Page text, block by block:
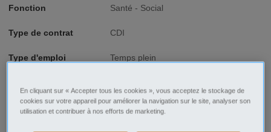
Fonction Santé - Social
Type de contrat CDI
Type d'emploi Temps plein
Description
En cliquant sur « Accepter tous les cookies », vous acceptez le stockage de
cookies sur votre appareil pour améliorer la navigation sur le site, analyser son
utilisation et contribuer à nos efforts de marketing.